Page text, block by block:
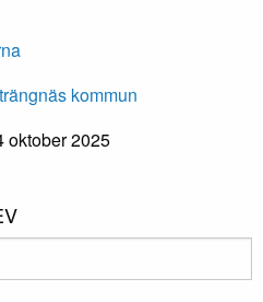
kommun
oktober 2025